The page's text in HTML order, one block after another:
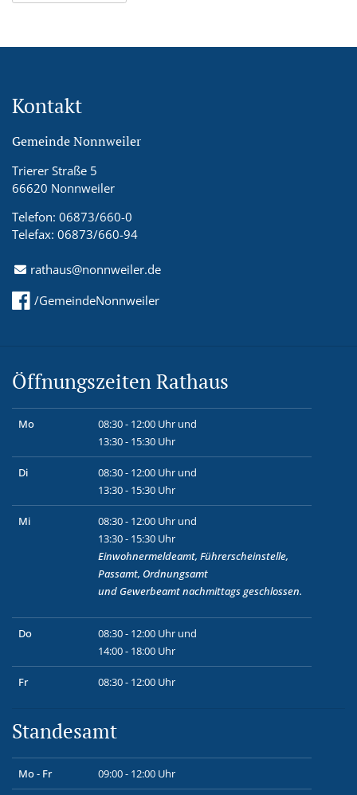
Kontakt
Gemeinde Nonnweiler
Trierer Straße 5
66620 Nonnweiler
Telefon: 06873/660-0
Telefax: 06873/660-94
rathaus@nonnweiler.de
/GemeindeNonnweiler
Öffnungszeiten Rathaus
Mo
08:30 - 12:00 Uhr und
13:30 - 15:30 Uhr
Di
08:30 - 12:00 Uhr und
13:30 - 15:30 Uhr
Mi
08:30 - 12:00 Uhr und
13:30 - 15:30 Uhr
Einwohnermeldeamt, Führerscheinstelle,
Passamt, Ordnungsamt
und Gewerbeamtnachmittags geschlossen.
Do
08:30 - 12:00 Uhr und
14:00 - 18:00 Uhr
Fr 08:30 - 12:00 Uhr
Standesamt
Mo - Fr 09:00 - 12:00 Uhr